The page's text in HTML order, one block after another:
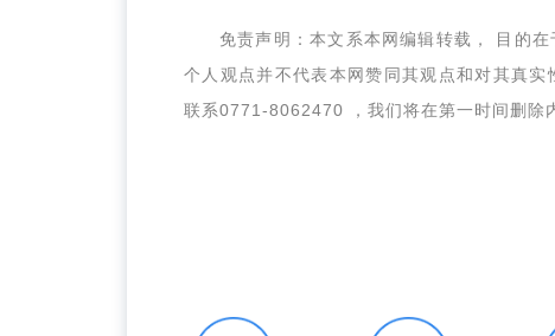
免责声明：本文系本网编辑转载， 目的
个人观点并不代表本网赞同其观点和对其真
联系0771-8062470 ，我们将在第一时间删除